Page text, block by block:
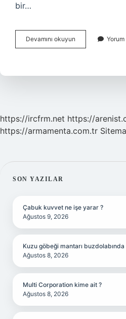
bir…
Devamını okuyun
Hükümlü
Anlama
Yorum
https://ircfrm.net https://
https://armamenta.com.tr
SIDEBAR
SON YAZILAR
Çabuk kuvvet ne işe yarar ?
Ağustos 9, 2026
Kuzu göbeği mantarı buzdolabında
Ağustos 8, 2026
Multi Corporation kime ait ?
Ağustos 8, 2026